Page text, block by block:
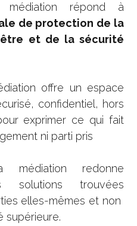
répond à
de protection de la
et de la sécurité
offre un espace
confidentiel, hors
exprimer ce qui fait
ni parti pris
redonne
solutions trouvées
elles-mêmes et non
supérieure.